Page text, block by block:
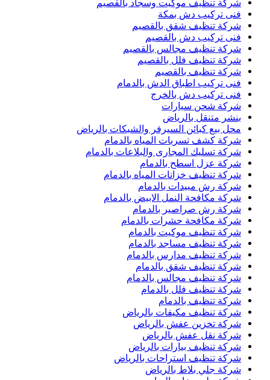
شركة تنظيف موكيت وسجاد بالقصيم
فنى تركيب دش بمكة
شركة تنظيف شقق بالقصيم
فنى تركيب دش بالقصيم
شركة تنظيف مجالس بالقصيم
شركة تنظيف فلل بالقصيم
شركة تنظيف بالقصيم
فنى تركيب اطباق الدش بالدمام
فنى تركيب دش بالخرج
شركة شحن سيارات
بنشر متنقل بالرياض
محل بيع كبائن السيرفر والشبكات بالرياض
شركة كشف تسربات المياه بالدمام
شركة تسليك المجارى والبلاعات بالدمام
شركة عزل اسطح بالدمام
شركة تنظيف خزانات المياه بالدمام
شركة رش مبيدات بالدمام
شركة مكافحة النمل الابيض بالدمام
شركة رش صراصير بالدمام
شركة مكافحة حشرات بالدمام
شركة تنظيف موكيت بالدمام
شركة تنظيف مساجد بالدمام
شركة تنظيف مدارس بالدمام
شركة تنظيف شقق بالدمام
شركة تنظيف مجالس بالدمام
شركة تنظيف فلل بالدمام
شركة تنظيف بالدمام
شركة تنظيف مكيفات بالرياض
شركة تخزين عفش بالرياض
شركة نقل عفش بالرياض
شركة تنظيف بيارات بالرياض
شركة تنظيف استراحات بالرياض
شركة جلي بلاط بالرياض